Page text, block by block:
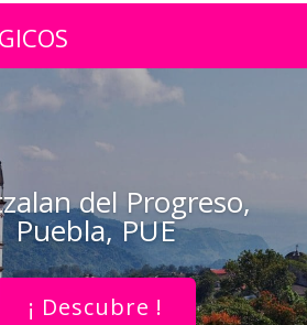
del Progreso,
Puebla, PUE
¡ Descubre !